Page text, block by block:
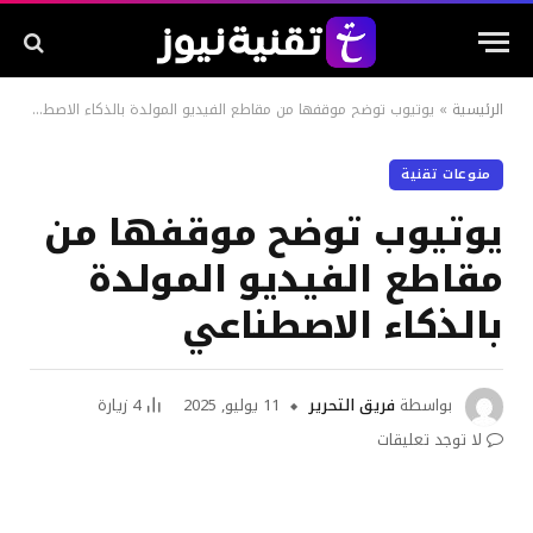
الرئيسية » يوتيوب توضح موقفها من مقاطع الفيديو المولدة بالذكاء الاصطناعي
منوعات تقنية
يوتيوب توضح موقفها من
مقاطع الفيديو المولدة
بالذكاء الاصطناعي
بواسطة فريق التحرير 11 يوليو, 2025 4 زيارة
لا توجد تعليقات